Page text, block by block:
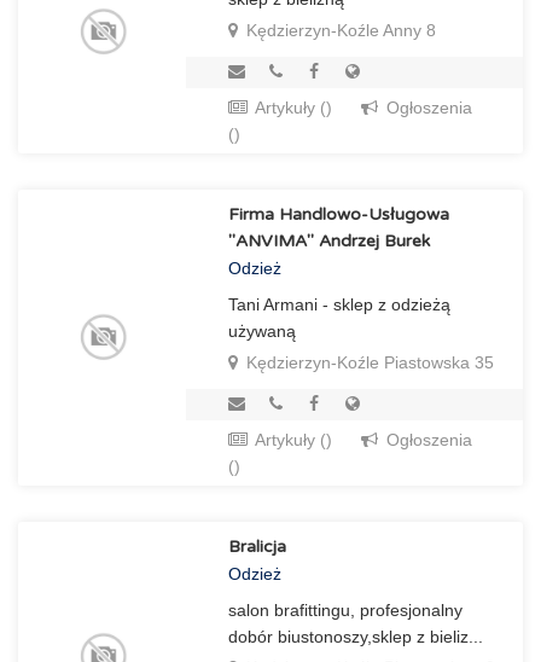
Kędzierzyn-Koźle Anny 8
Artykuły ()
Ogłoszenia
()
Firma Handlowo-Usługowa
"ANVIMA" Andrzej Burek
Odzież
Tani Armani - sklep z odzieżą
używaną
Kędzierzyn-Koźle Piastowska 35
Artykuły ()
Ogłoszenia
()
Bralicja
Odzież
salon brafittingu, profesjonalny
dobór biustonoszy,sklep z bieliz...